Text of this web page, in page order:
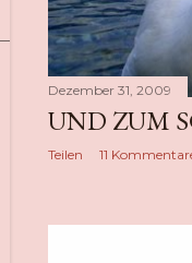
Dezember 31, 2009
UND ZUM
Teilen 11